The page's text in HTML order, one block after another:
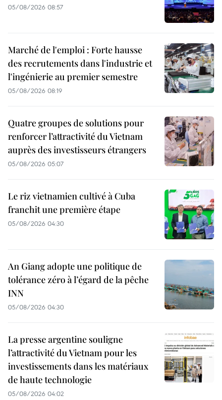
05/08/2026 08:57
Marché de l'emploi : Forte hausse
des recrutements dans l'industrie et
l'ingénierie au premier semestre
05/08/2026 08:19
Quatre groupes de solutions pour
renforcer l’attractivité du Vietnam
auprès des investisseurs étrangers
05/08/2026 05:07
Le riz vietnamien cultivé à Cuba
franchit une première étape
05/08/2026 04:30
An Giang adopte une politique de
tolérance zéro à l’égard de la pêche
INN
05/08/2026 04:30
La presse argentine souligne
l’attractivité du Vietnam pour les
investissements dans les matériaux
de haute technologie
05/08/2026 04:02